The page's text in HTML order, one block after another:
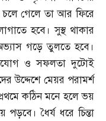
গেলে তা আর ফিরে
হবে। সুস্থ থাকার
গড়ে তুলতে হবে।
ও সফলতা দুটোই
উদ্দেশে মেয়র পরামর্শ
কঠিন মনে হলে ভয়
পড়বে। ধৈর্য ধরে চিন্তা